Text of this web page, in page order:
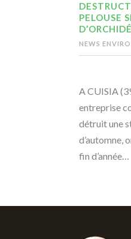
PELOUSE
NEWS
A CUISIA
entreprise
détruit une
d’automne,
fin d’année…